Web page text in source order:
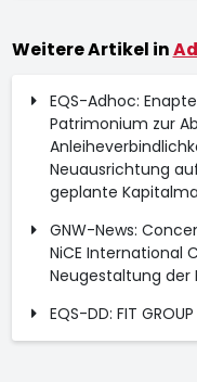
Weitere Artikel in
EQS-Adhoc:
Patrimonium zur
Neuausrichtung
geplante
GNW-News:
NiCE International
Neugestaltung der
EQS-DD: FIT